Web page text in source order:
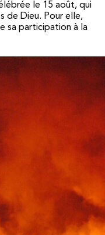
le 15 août, qui
de Dieu. Pour elle,
sa participation à la